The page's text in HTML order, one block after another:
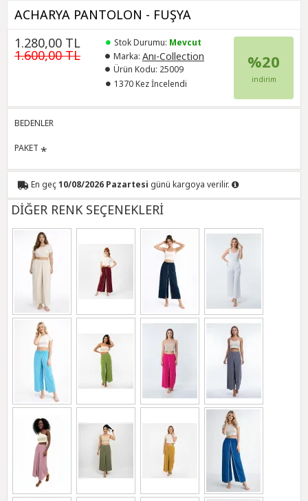
ACHARYA PANTOLON - FUŞYA
1.280,00 TL
1.600,00 TL
Stok Durumu: Mevcut
Marka: Anı-Collection
Ürün Kodu: 25009
1370 Kez İncelendi
%20
indirim
BEDENLER
PAKET
En geç10/08/2026 Pazartesi günü kargoya verilir.
DİĞER RENK SEÇENEKLERİ